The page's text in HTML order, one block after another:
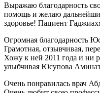
Выражаю благодарность
помощь и желаю
здоровье! Пациент
Огромная благодарность
Грамотная, отзывчивая,
Хожу к ней 2011 года и ни
улыбчивая Юсупова
Очень понравилась врач